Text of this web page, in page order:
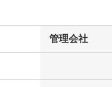
管理会社